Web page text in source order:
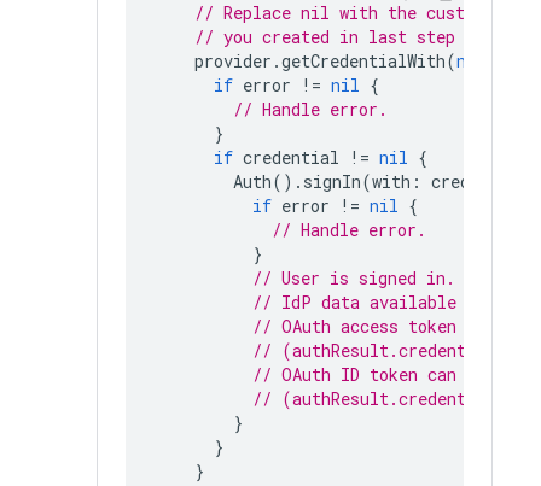
// Replace nil with the custom
// you created in last step to use a
provider .getCredentialWith(nil
if error != nil {
// Handle error.
}
if credential != nil {
Auth(). signIn(with : credential
if error != nil {
// Handle error.
}
// User is signed in.
// IdP data available in
// OAuth access token can
// (authResult.credential as?
// OAuth ID token can also
// (authResult.credential as?
}
}
}